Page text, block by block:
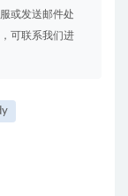
或发送邮件处
可联系我们进